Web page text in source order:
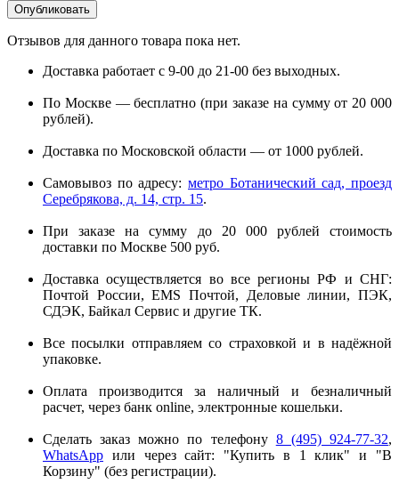
Отзывов для данного товара пока нет.
Доставка работает с 9-00 до 21-00 без выходных.
По Москве — бесплатно (при заказе на сумму от 20 000
рублей).
Доставка по Московской области — от 1000 рублей.
Самовывоз по адресу: метро Ботанический сад, проезд
Серебрякова, д. 14, стр. 15.
При заказе на сумму до 20 000 рублей стоимость
доставки по Москве 500 руб.
Доставка осуществляется во все регионы РФ и СНГ:
Почтой России, EMS Почтой, Деловые линии, ПЭК,
СДЭК, Байкал Сервис и другие ТК.
Все посылки отправляем со страховкой и в надёжной
упаковке.
Оплата производится за наличный и безналичный
расчет, через банк online, электронные кошельки.
Сделать заказ можно по телефону 8 (495) 924-77-32,
WhatsApp или через сайт: "Купить в 1 клик" и "В
Корзину" (без регистрации).